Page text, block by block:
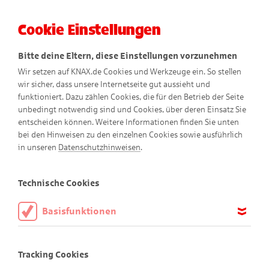
Mal dir die KNAX-Welt bunt!
Cookie Einstellungen
Bitte deine Eltern, diese Einstellungen vorzunehmen
Wir setzen auf KNAX.de Cookies und Werkzeuge ein. So stellen
wir sicher, dass unsere Internetseite gut aussieht und
funktioniert. Dazu zählen Cookies, die für den Betrieb der Seite
unbedingt notwendig sind und Cookies, über deren Einsatz Sie
entscheiden können. Weitere Informationen finden Sie unten
bei den Hinweisen zu den einzelnen Cookies sowie ausführlich
in unseren Datenschutzhinweisen.
Technische Cookies
Basisfunktionen
aktiviert sein.
Tracking Cookies